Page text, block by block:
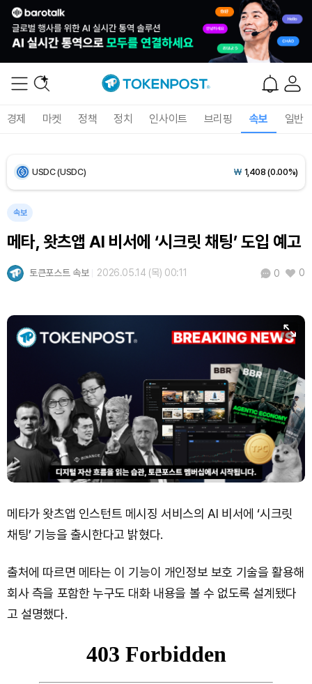
경제 마켓 정책 정치 인사이트 브리핑 속보 일반
Bitcoin (BTC) ₩91,621,745(+0.63%)
USDC (USDC) ₩ 1,408(0.00%)
Solana (SOL) ₩107,419(+4.07%)
TRON (TRX) 462.8(+0.41%)
Dogecoin (DOGE) ₩100.1(+2.45%)
Bitcoin (BTC) ₩91,621,745(+0.63%)
속보
메타, 왓츠앱 AI 비서에 ‘시크릿 채팅’ 도입 예고
토큰포스트 속보 2026.05.14 (목) 00:11 0 0
메타가 왓츠앱 인스턴트 메시징 서비스의 AI 비서에 ‘시크릿
채팅’ 기능을 출시한다고 밝혔다.
출처에 따르면 메타는 이 기능이 개인정보 보호 기술을 활용해
회사 측을 포함한 누구도 대화 내용을 볼 수 없도록 설계됐다
고 설명했다.